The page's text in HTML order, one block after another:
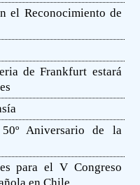
el Reconocimiento de
de Frankfurt estará
Aniversario de la
para el V Congreso